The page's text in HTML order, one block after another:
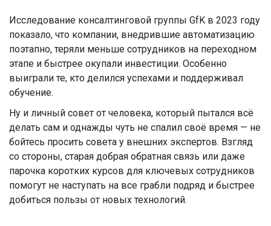
Исследование консалтинговой группы GfK в 2023 году
показало, что компании, внедрившие автоматизацию
поэтапно, теряли меньше сотрудников на переходном
этапе и быстрее окупали инвестиции. Особенно
выиграли те, кто делился успехами и поддерживал
обучение.
Ну и личный совет от человека, который пытался всё
делать сам и однажды чуть не спалил своё время — не
бойтесь просить совета у внешних экспертов. Взгляд
со стороны, старая добрая обратная связь или даже
парочка коротких курсов для ключевых сотрудников
помогут не наступать на все грабли подряд и быстрее
добиться пользы от новых технологий.